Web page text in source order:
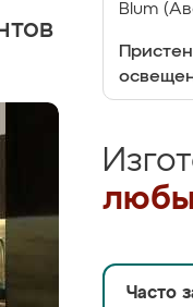
Blum
Часто